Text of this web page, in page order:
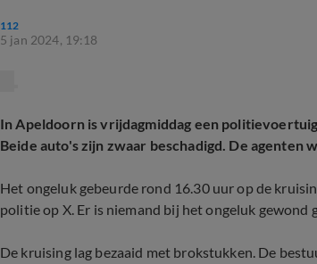
112
5 jan 2024, 19:18
In Apeldoorn is vrijdagmiddag een
Beide auto's zijn zwaar beschadigd. De agenten
Het ongeluk gebeurde rond 16.30 uur op de
politie op X. Er is niemand bij het ongeluk gewond
De kruising lag bezaaid met brokstukken. De